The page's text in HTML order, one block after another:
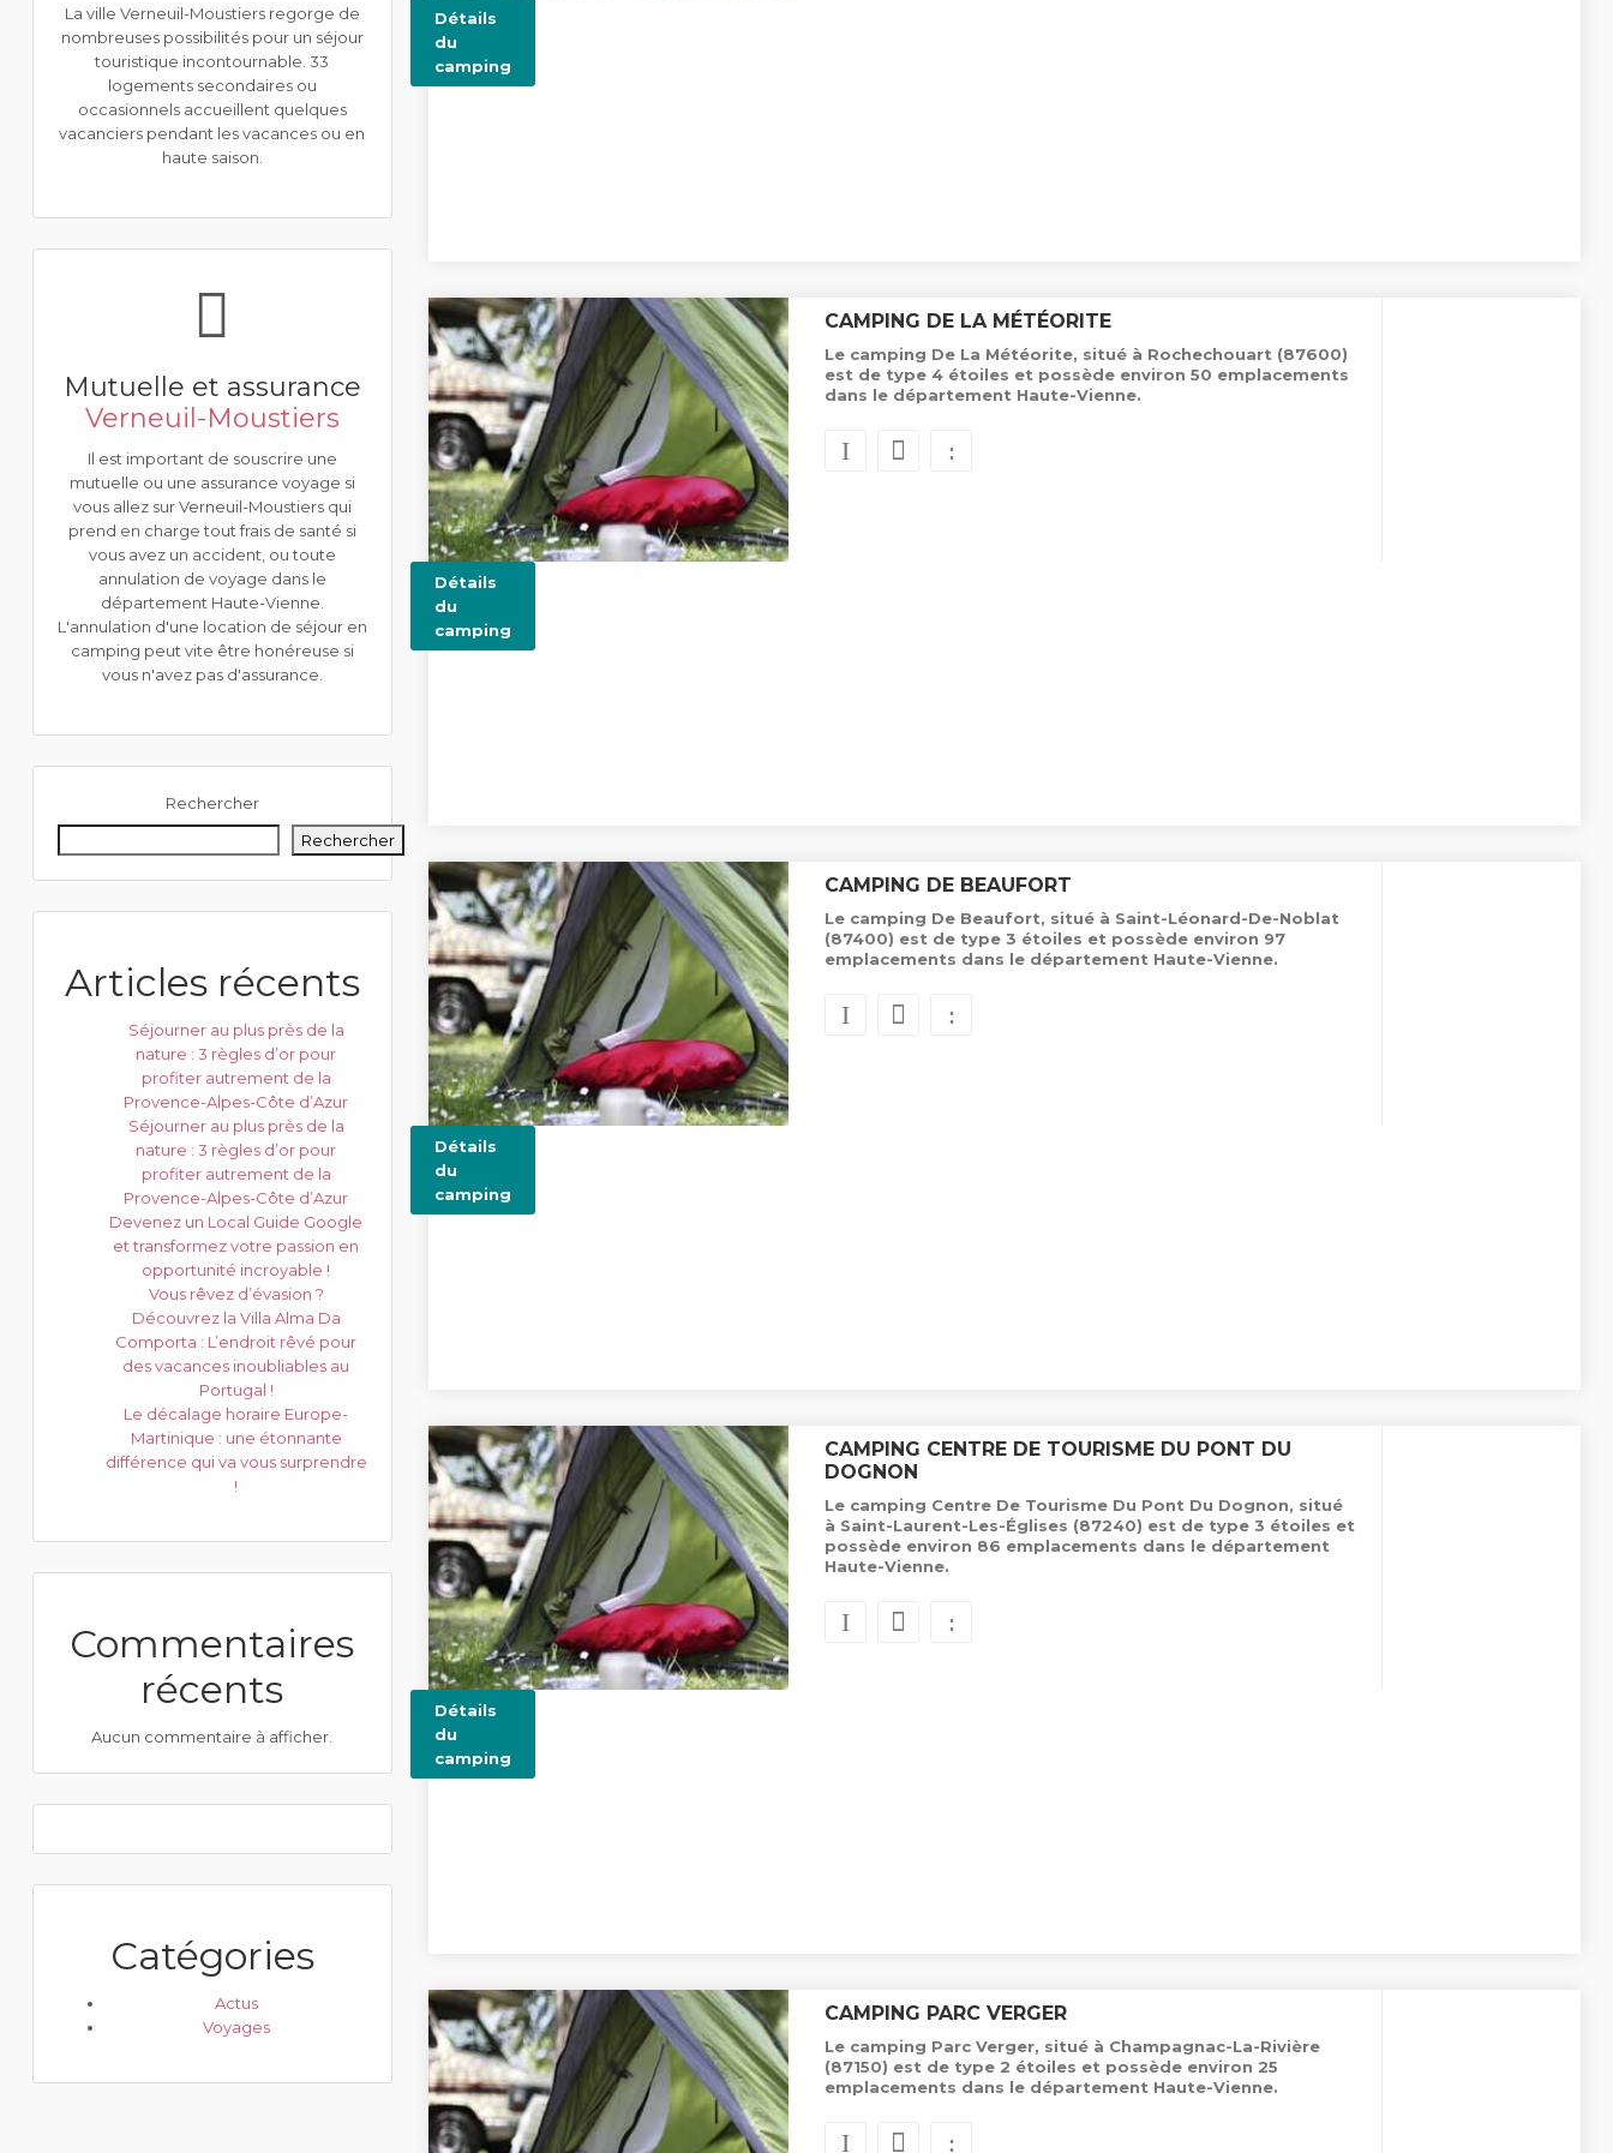
La ville Verneuil-Moustiers regorge de
nombreuses possibilités pour un séjour
touristique incontournable. 33
logements secondaires ou
occasionnels accueillent quelques
vacanciers pendant les vacances ou en
haute saison.
Mutuelle et assurance
Verneuil-Moustiers
Il est important de souscrire une
mutuelle ou une assurance voyage si
vous allez sur Verneuil-Moustiers qui
prend en charge tout frais de santé si
vous avez un accident, ou toute
annulation de voyage dans le
département Haute-Vienne.
L'annulation d'une location de séjour en
camping peut vite être honéreuse si
vous n'avez pas d'assurance.
Rechercher
Rechercher
Articles récents
Séjourner au plus près de la
nature : 3 règles d’or pour
profiter autrement de la
Provence-Alpes-Côte d’Azur
Séjourner au plus près de la
nature : 3 règles d’or pour
profiter autrement de la
Provence-Alpes-Côte d’Azur
Devenez un Local Guide Google
et transformez votre passion en
opportunité incroyable !
Vous rêvez d’évasion ?
Découvrez la Villa Alma Da
Comporta : L’endroit rêvé pour
des vacances inoubliables au
Portugal !
Le décalage horaire Europe-
Martinique : une étonnante
différence qui va vous surprendre
!
Commentaires
récents
Aucun commentaire à afficher.
Catégories
Actus
Voyages
Détails
du
camping
CAMPING DE LA MÉTÉORITE
Le camping De La Météorite, situé à Rochechouart (87600)
est de type 4 étoiles et possède environ 50 emplacements
dans le département Haute-Vienne.
Détails
du
camping
CAMPING DE BEAUFORT
Le camping De Beaufort, situé à Saint-Léonard-De-Noblat
(87400) est de type 3 étoiles et possède environ 97
emplacements dans le département Haute-Vienne.
Détails
du
camping
CAMPING CENTRE DE TOURISME DU PONT DU
DOGNON
Le camping Centre De Tourisme Du Pont Du Dognon, situé
à Saint-Laurent-Les-Églises (87240) est de type 3 étoiles et
possède environ 86 emplacements dans le département
Haute-Vienne.
Détails
du
camping
CAMPING PARC VERGER
Le camping Parc Verger, situé à Champagnac-La-Rivière
(87150) est de type 2 étoiles et possède environ 25
emplacements dans le département Haute-Vienne.